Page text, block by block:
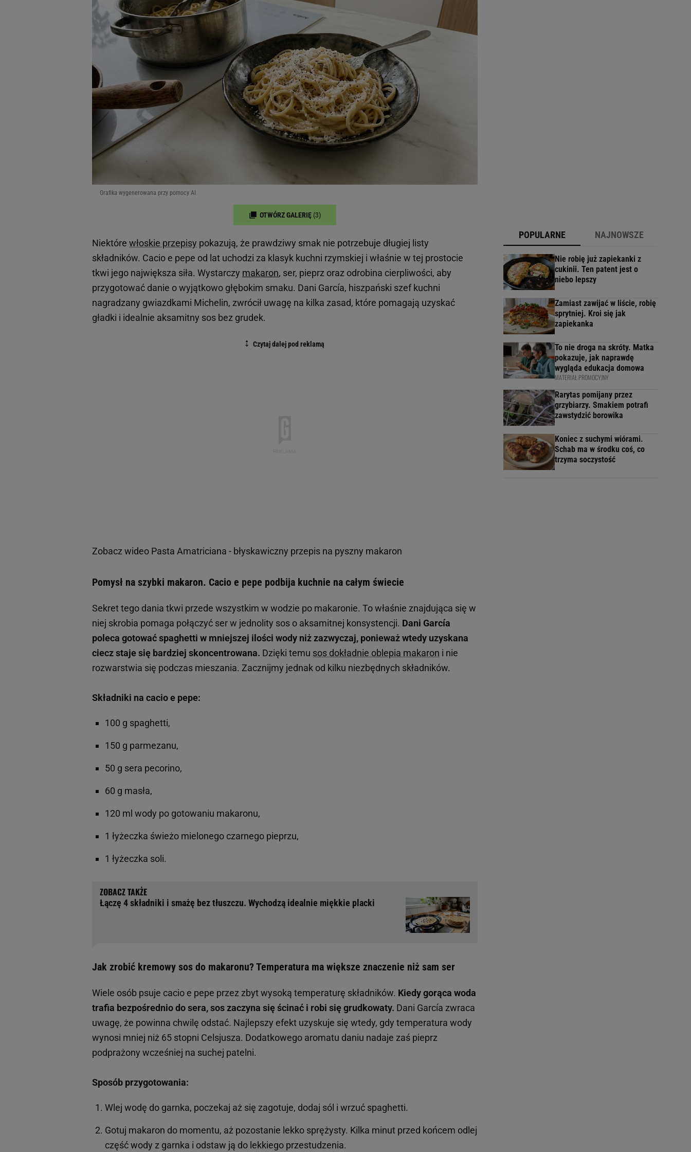
Grafika wygenerowana przy pomocy AI
OTWÓRZ GALERIĘ (3)
Niektóre włoskie przepisy pokazują, że prawdziwy smak nie potrzebuje długiej listy
składników. Cacio e pepe od lat uchodzi za klasyk kuchni rzymskiej i właśnie w tej prostocie
tkwi jego największa siła. Wystarczy makaron, ser, pieprz oraz odrobina cierpliwości, aby
przygotować danie o wyjątkowo głębokim smaku. Dani García, hiszpański szef kuchni
nagradzany gwiazdkami Michelin, zwrócił uwagę na kilka zasad, które pomagają uzyskać
gładki i idealnie aksamitny sos bez grudek.
Zobacz wideo Pasta Amatriciana - błyskawiczny przepis na pyszny makaron
Pomysł na szybki makaron. Cacio e pepe podbija kuchnie na całym świecie
Sekret tego dania tkwi przede wszystkim w wodzie po makaronie. To właśnie znajdująca się w
niej skrobia pomaga połączyć ser w jednolity sos o aksamitnej konsystencji. Dani García
poleca gotować spaghetti w mniejszej ilości wody niż zazwyczaj, ponieważ wtedy uzyskana
ciecz staje się bardziej skoncentrowana. Dzięki temu sos dokładnie oblepia makaron i nie
rozwarstwia się podczas mieszania. Zacznijmy jednak od kilku niezbędnych składników.
Składniki na cacio e pepe:
100 g spaghetti,
150 g parmezanu,
50 g sera pecorino,
60 g masła,
120 ml wody po gotowaniu makaronu,
1 łyżeczka świeżo mielonego czarnego pieprzu,
1 łyżeczka soli.
Łączę 4 składniki i smażę bez tłuszczu. Wychodzą idealnie miękkie placki
Jak zrobić kremowy sos do makaronu? Temperatura ma większe znaczenie niż sam ser
Wiele osób psuje cacio e pepe przez zbyt wysoką temperaturę składników. Kiedy gorąca woda
trafia bezpośrednio do sera, sos zaczyna się ścinać i robi się grudkowaty. Dani García zwraca
uwagę, że powinna chwilę odstać. Najlepszy efekt uzyskuje się wtedy, gdy temperatura wody
wynosi mniej niż 65 stopni Celsjusza. Dodatkowego aromatu daniu nadaje zaś pieprz
podprażony wcześniej na suchej patelni.
Sposób przygotowania:
Wlej wodę do garnka, poczekaj aż się zagotuje, dodaj sól i wrzuć spaghetti.
Gotuj makaron do momentu, aż pozostanie lekko sprężysty. Kilka minut przed końcem odlej
część wody z garnka i odstaw ją do lekkiego przestudzenia.
POPULARNE NAJNOWSZE
Nie robię już zapiekanki z
cukinii. Ten patent jest o
niebo lepszy
Zamiast zawijać w liście, robię
sprytniej. Kroi się jak
zapiekanka
To nie droga na skróty. Matka
pokazuje, jak naprawdę
wygląda edukacja domowa
MATERIAŁ PROMOCYJNY
Rarytas pomijany przez
grzybiarzy. Smakiem potrafi
zawstydzić borowika
Koniec z suchymi wiórami.
Schab ma w środku coś, co
trzyma soczystość